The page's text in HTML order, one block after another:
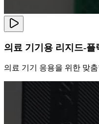
의료 기기용 리지드-플
의료 기기 응용을 위한 맞